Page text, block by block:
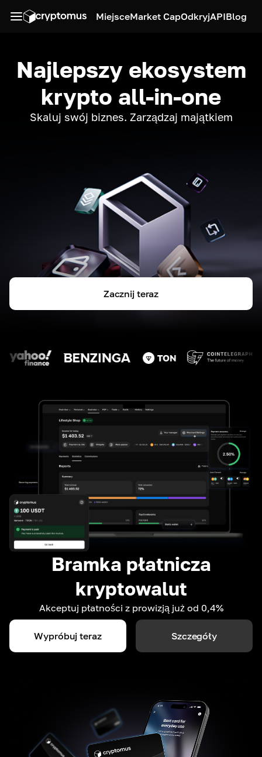
MiejsceMarket CapOdkryjAPIBlog
Najlepszy ekosystem
krypto all-in-one
Skaluj swój biznes. Zarządzaj majątkiem
Zacznij teraz
Bramka płatnicza
kryptowalut
Akceptuj płatności z prowizją już od 0,4%
Wypróbuj teraz Szczegóły